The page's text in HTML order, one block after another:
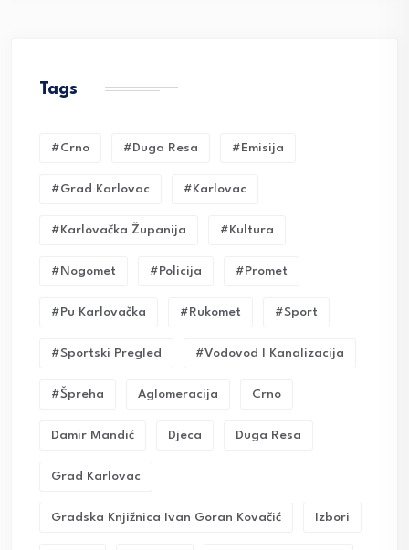
Tags
#crno #duga Resa #emisija
#grad Karlovac #karlovac
#karlovačka Županija #kultura
#nogomet #policija #promet
#pu Karlovačka #rukomet #sport
#sportski Pregled #vodovod I Kanalizacija
#Špreha Aglomeracija Crno
Damir Mandić Djeca Duga Resa
Grad Karlovac
Gradska Knjižnica Ivan Goran Kovačić Izbori